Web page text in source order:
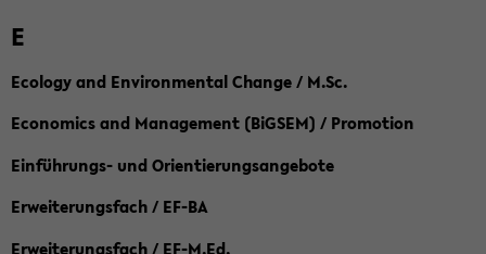
E
Ecology and Environmental Change / M.Sc.
Economics and Management (BiGSEM) / Promotion
Einführungs- und Orientierungsangebote
Erweiterungsfach / EF-BA
Erweiterungsfach / EF-M.Ed.